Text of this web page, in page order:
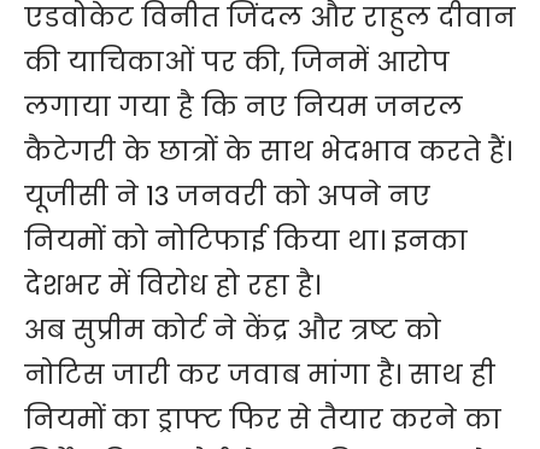
एडवोकेट विनीत जिंदल और राहुल दीवान
की याचिकाओं पर की, जिनमें आरोप
लगाया गया है कि नए नियम जनरल
कैटेगरी के छात्रों के साथ भेदभाव करते हैं।
यूजीसी ने 13 जनवरी को अपने नए
नियमों को नोटिफाई किया था। इनका
देशभर में विरोध हो रहा है।
अब सुप्रीम कोर्ट ने केंद्र और त्रष्ट को
नोटिस जारी कर जवाब मांगा है। साथ ही
नियमों का ड्राफ्ट फिर से तैयार करने का